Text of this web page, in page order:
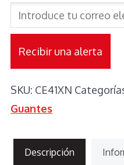
PIEL
C/PULGAR
SUJETO,
NEGRO
cantidad
Recibir una alerta
SKU: CE41XN
Guantes
Descripción